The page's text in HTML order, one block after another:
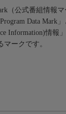
（公式番組情報マ
Data Mark
Information)情報
ークです。